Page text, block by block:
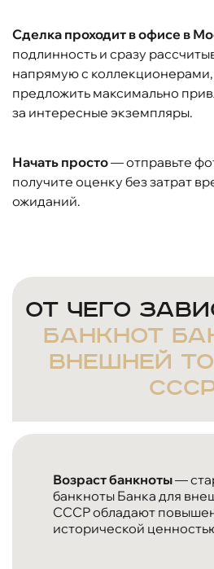
Сделка проходит в офисе в
подлинность и сразу
напрямую с
предложить максимально
за интересные экземпляры.
Начать просто— отправьте
получите оценку без затрат
ожиданий.
От чего
банкнот
внешней
Возраст банкноты—
банкноты Банка для
СССР обладают
исторической